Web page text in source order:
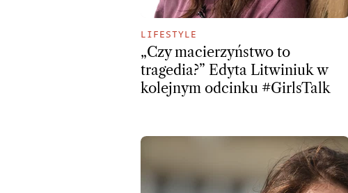
LIFESTYLE
„Czy macierzyństwo to
tragedia?” Edyta Litwiniuk w
kolejnym odcinku #GirlsTalk